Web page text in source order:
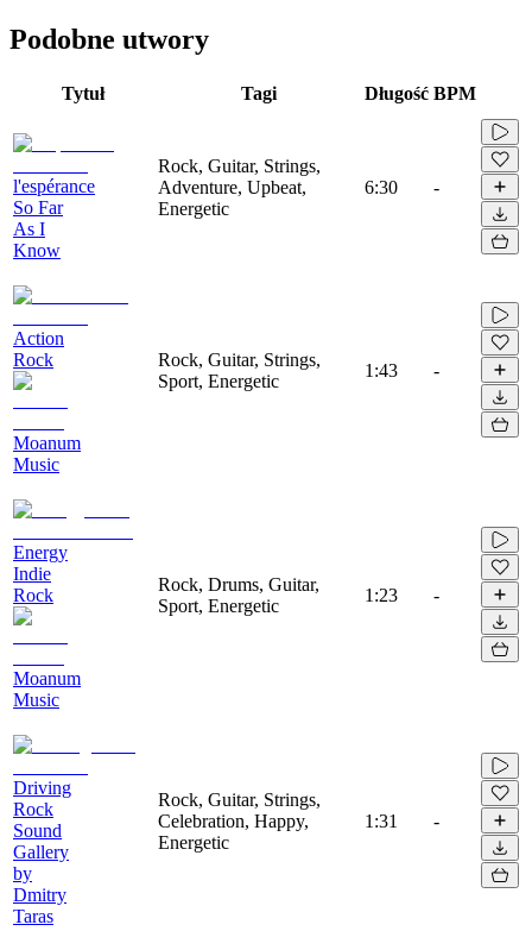
Podobne utwory
Tytuł Tagi Długość BPM
l'espérance
So Far
As I
Know
Rock, Guitar, Strings,
Adventure, Upbeat,
Energetic
6:30 -
Action
Rock
Moanum
Music
Rock, Guitar, Strings,
Sport, Energetic
1:43 -
Energy
Indie
Rock
Moanum
Music
Rock, Drums, Guitar,
Sport, Energetic
1:23 -
Driving
Rock
Sound
Gallery
by
Dmitry
Taras
Rock, Guitar, Strings,
Celebration, Happy,
Energetic
1:31 -